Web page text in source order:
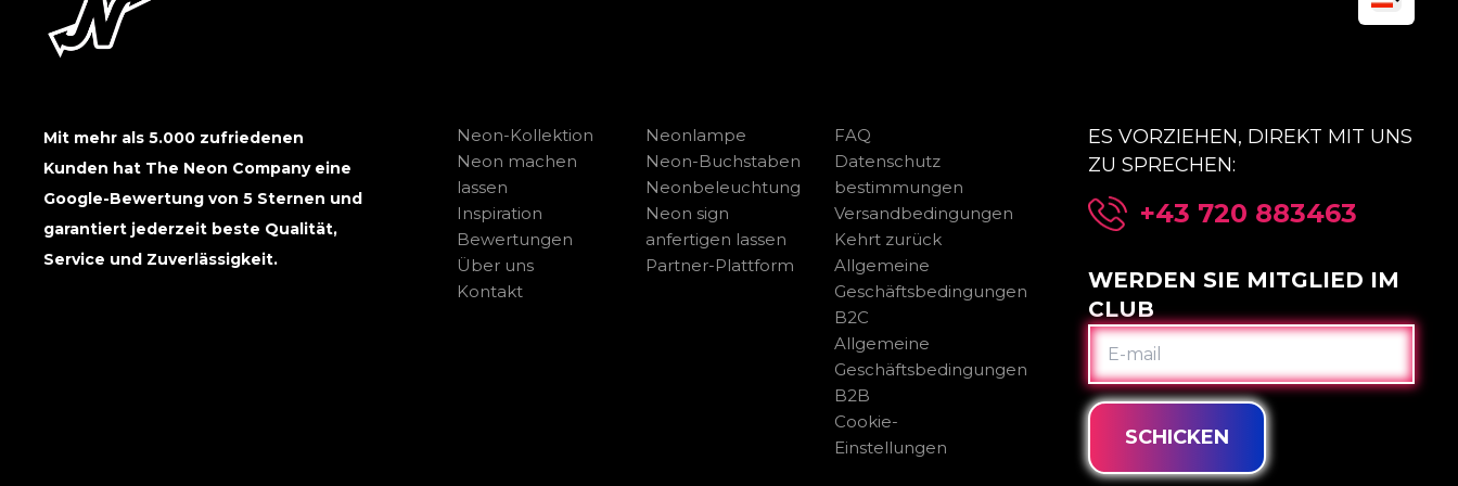
Mit mehr als 5.000 zufriedenen
Kunden hat The Neon Company eine
Google-Bewertung von 5 Sternen und
garantiert jederzeit beste Qualität,
Service und Zuverlässigkeit.
Neon-Kollektion
Neon machen
lassen
Inspiration
Bewertungen
Über uns
Kontakt
Neonlampe
Neon-Buchstaben
Neonbeleuchtung
Neon sign
anfertigen lassen
Partner-Plattform
FAQ
Datenschutz
bestimmungen
Versandbedingungen
Kehrt zurück
Allgemeine
Geschäftsbedingungen
B2C
Allgemeine
Geschäftsbedingungen
B2B
Cookie-
Einstellungen
ES VORZIEHEN, DIREKT MIT UNS
ZU SPRECHEN:
+43 720 883463
WERDEN SIE MITGLIED IM
CLUB
E-
MAIL
SCHICKEN